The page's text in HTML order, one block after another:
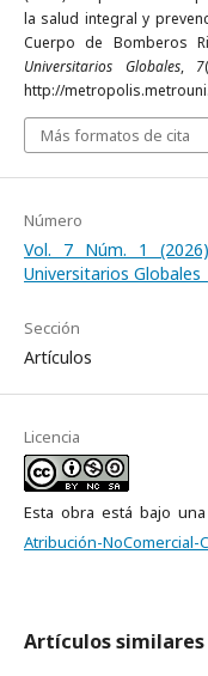
la salud integral y
Cuerpo de Bomberos
Universitarios Globales, 7
http://
Más formatos de cita
Número
Vol. 7 Núm. 1
Universitarios Globales
Sección
Artículos
Licencia
Esta obra está bajo
Atribución-NoComercial-
Artículos similares